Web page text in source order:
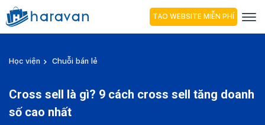
TẠO WEBSITE MIỄN PHÍ
Học viện Chuỗi bán lẻ
Cross sell là gì? 9 cách cross sell tăng doanh
số cao nhất